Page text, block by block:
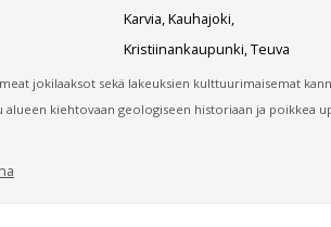
Karvia, Kauhajoki,
Kristiinankaupunki, Teuva
jokilaaksot sekä lakeuksien kulttuurimaisemat
alueen kiehtovaan geologiseen historiaan ja poikkea